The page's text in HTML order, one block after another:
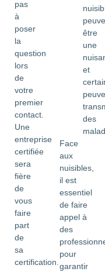
pas
à
poser
la
question
lors
de
votre
premier
contact.
Une
entreprise
certifiée
sera
fière
de
vous
faire
part
de
sa
certification.
être
une
et
des
Face
aux
nuisibles,
il est
essentiel
de faire
appel à
des
pour
garantir